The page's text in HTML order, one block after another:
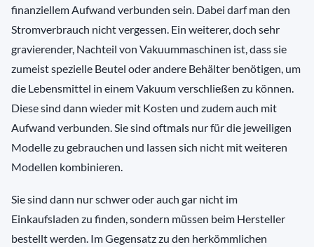
finanziellem Aufwand verbunden sein. Dabei darf man den
Stromverbrauch nicht vergessen. Ein weiterer, doch sehr
gravierender, Nachteil von Vakuummaschinen ist, dass sie
zumeist spezielle Beutel oder andere Behälter benötigen, um
die Lebensmittel in einem Vakuum verschließen zu können.
Diese sind dann wieder mit Kosten und zudem auch mit
Aufwand verbunden. Sie sind oftmals nur für die jeweiligen
Modelle zu gebrauchen und lassen sich nicht mit weiteren
Modellen kombinieren.
Sie sind dann nur schwer oder auch gar nicht im
Einkaufsladen zu finden, sondern müssen beim Hersteller
bestellt werden. Im Gegensatz zu den herkömmlichen